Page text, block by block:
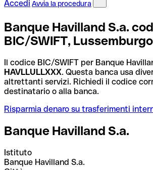
Accedi Avvia la procedura
Banque Havilland S.a.
BIC/SWIFT, Lussemburgo
Il codice BIC/SWIFT per Banque
HAVLLULLXXX. Questa banca usa
altrettanti servizi. Richiedi il codice
destinatario o alla banca.
Risparmia denaro su trasferimenti
Banque Havilland S.a.
Istituto
Banque Havilland S.a.